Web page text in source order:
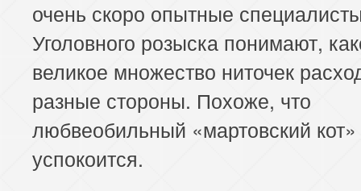
очень скоро опытные
Уголовного розыска понимают,
великое множество ниточек
разные стороны. Похоже, что
любвеобильный «мартовский кот»
успокоится.